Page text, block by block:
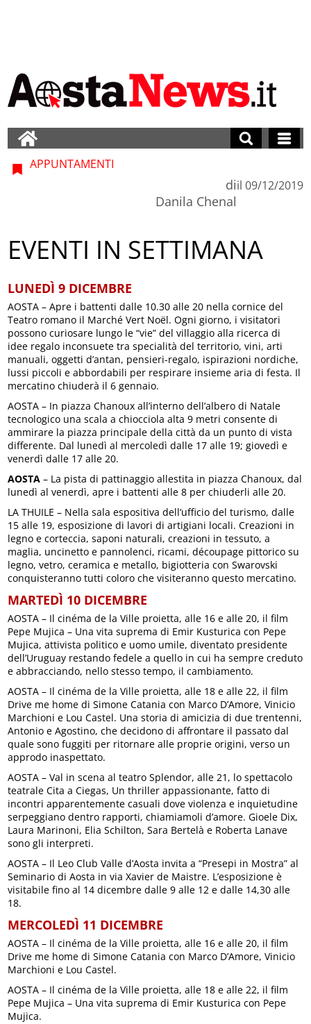
APPUNTAMENTI
di
Danila Chenal
il 09/12/2019
EVENTI IN SETTIMANA
LUNEDÌ 9 DICEMBRE
AOSTA – Apre i battenti dalle 10.30 alle 20 nella cornice del
Teatro romano il Marché Vert Noël. Ogni giorno, i visitatori
possono curiosare lungo le “vie” del villaggio alla ricerca di
idee regalo inconsuete tra specialità del territorio, vini, arti
manuali, oggetti d’antan, pensieri-regalo, ispirazioni nordiche,
lussi piccoli e abbordabili per respirare insieme aria di festa. Il
mercatino chiuderà il 6 gennaio.
AOSTA – In piazza Chanoux all’interno dell’albero di Natale
tecnologico una scala a chiocciola alta 9 metri consente di
ammirare la piazza principale della città da un punto di vista
differente. Dal lunedì al mercoledì dalle 17 alle 19; giovedì e
venerdì dalle 17 alle 20.
AOSTA– La pista di pattinaggio allestita in piazza Chanoux, dal
lunedì al venerdì, apre i battenti alle 8 per chiuderli alle 20.
LA THUILE – Nella sala espositiva dell’ufficio del turismo, dalle
15 alle 19, esposizione di lavori di artigiani locali. Creazioni in
legno e corteccia, saponi naturali, creazioni in tessuto, a
maglia, uncinetto e pannolenci, ricami, découpage pittorico su
legno, vetro, ceramica e metallo, bigiotteria con Swarovski
conquisteranno tutti coloro che visiteranno questo mercatino.
MARTEDÌ 10 DICEMBRE
AOSTA – Il cinéma de la Ville proietta, alle 16 e alle 20, il film
Pepe Mujica – Una vita suprema di Emir Kusturica con Pepe
Mujica, attivista politico e uomo umile, diventato presidente
dell’Uruguay restando fedele a quello in cui ha sempre creduto
e abbracciando, nello stesso tempo, il cambiamento.
AOSTA – Il cinéma de la Ville proietta, alle 18 e alle 22, il film
Drive me home di Simone Catania con Marco D’Amore, Vinicio
Marchioni e Lou Castel. Una storia di amicizia di due trentenni,
Antonio e Agostino, che decidono di affrontare il passato dal
quale sono fuggiti per ritornare alle proprie origini, verso un
approdo inaspettato.
AOSTA – Val in scena al teatro Splendor, alle 21, lo spettacolo
teatrale Cita a Ciegas, Un thriller appassionante, fatto di
incontri apparentemente casuali dove violenza e inquietudine
serpeggiano dentro rapporti, chiamiamoli d’amore. Gioele Dix,
Laura Marinoni, Elia Schilton, Sara Bertelà e Roberta Lanave
sono gli interpreti.
AOSTA – Il Leo Club Valle d’Aosta invita a “Presepi in Mostra” al
Seminario di Aosta in via Xavier de Maistre. L’esposizione è
visitabile fino al 14 dicembre dalle 9 alle 12 e dalle 14,30 alle
18.
MERCOLEDÌ 11 DICEMBRE
AOSTA – Il cinéma de la Ville proietta, alle 16 e alle 20, il film
Drive me home di Simone Catania con Marco D’Amore, Vinicio
Marchioni e Lou Castel.
AOSTA – Il cinéma de la Ville proietta, alle 18 e alle 22, il film
Pepe Mujica – Una vita suprema di Emir Kusturica con Pepe
Mujica.